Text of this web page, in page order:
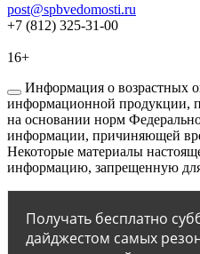
post@spbvedomosti.ru
+7 (812) 325-31-00
16+
Информация о возрастных
информационной продукции,
на основании норм
информации, причиняющей
Некоторые материалы
информацию, запрещенную
Получать бесплатно
дайджестом самых